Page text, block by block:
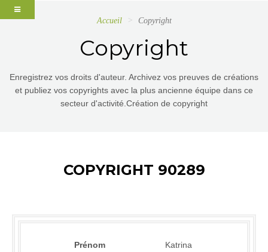
Accueil Copyright
Copyright
Enregistrez vos droits d'auteur. Archivez vos preuves de créations
et publiez vos copyrights avec la plus ancienne équipe dans ce
secteur d'activité.Création de copyright
COPYRIGHT 90289
Prénom
Katrina